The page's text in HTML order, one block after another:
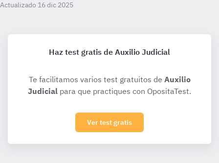
Actualizado 16 dic 2025
Haz test gratis de Auxilio Judicial
Te facilitamos varios test gratuitos de Auxilio
Judicial para que practiques con OpositaTest.
Ver test gratis